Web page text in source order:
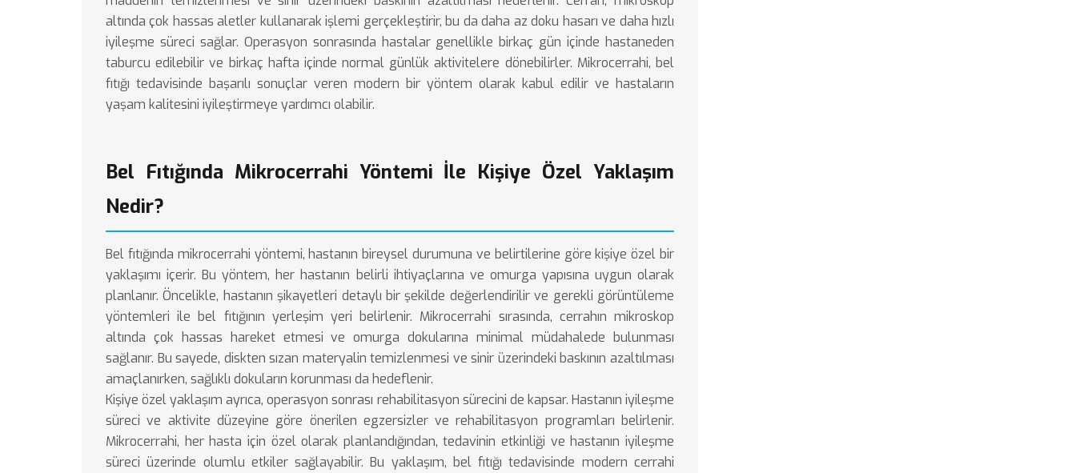
altında çok hassas aletler kullanarak işlemi gerçekleştirir, bu da daha az doku hasarı ve daha hızlı
iyileşme süreci sağlar. Operasyon sonrasında hastalar genellikle birkaç gün içinde hastaneden
taburcu edilebilir ve birkaç hafta içinde normal günlük aktivitelere dönebilirler. Mikrocerrahi, bel
fıtığı tedavisinde başarılı sonuçlar veren modern bir yöntem olarak kabul edilir ve hastaların
yaşam kalitesini iyileştirmeye yardımcı olabilir.
Bel Fıtığında Mikrocerrahi Yöntemi İle Kişiye Özel Yaklaşım
Nedir?
Bel fıtığında mikrocerrahi yöntemi, hastanın bireysel durumuna ve belirtilerine göre kişiye özel bir
yaklaşımı içerir. Bu yöntem, her hastanın belirli ihtiyaçlarına ve omurga yapısına uygun olarak
planlanır. Öncelikle, hastanın şikayetleri detaylı bir şekilde değerlendirilir ve gerekli görüntüleme
yöntemleri ile bel fıtığının yerleşim yeri belirlenir. Mikrocerrahi sırasında, cerrahın mikroskop
altında çok hassas hareket etmesi ve omurga dokularına minimal müdahalede bulunması
sağlanır. Bu sayede, diskten sızan materyalin temizlenmesi ve sinir üzerindeki baskının azaltılması
amaçlanırken, sağlıklı dokuların korunması da hedeflenir.
Kişiye özel yaklaşım ayrıca, operasyon sonrası rehabilitasyon sürecini de kapsar. Hastanın iyileşme
süreci ve aktivite düzeyine göre önerilen egzersizler ve rehabilitasyon programları belirlenir.
Mikrocerrahi, her hasta için özel olarak planlandığından, tedavinin etkinliği ve hastanın iyileşme
süreci üzerinde olumlu etkiler sağlayabilir. Bu yaklaşım, bel fıtığı tedavisinde modern cerrahi